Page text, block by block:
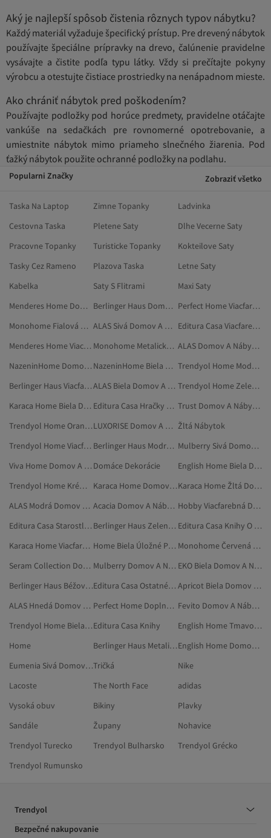
Aký je najlepší spôsob čistenia rôznych typov nábytku?
Každý materiál vyžaduje špecifický prístup. Pre drevený nábytok
používajte špeciálne prípravky na drevo, čalúnenie pravidelne
vysávajte a čistite podľa typu látky. Vždy si prečítajte pokyny
výrobcu a otestujte čistiace prostriedky na nenápadnom mieste.
Ako chrániť nábytok pred poškodením?
Používajte podložky pod horúce predmety, pravidelne otáčajte
vankúše na sedačkách pre rovnomerné opotrebovanie, a
umiestnite nábytok mimo priameho slnečného žiarenia. Pod
ťažký nábytok použite ochranné podložky na podlahu.
Popularni Značky Zobraziť všetko
Taska Na Laptop Zimne Topanky
Ladvinka
Cestovna Taska
Pletene Saty
Dlhe Vecerne Saty
Pracovne Topanky
Turisticke Topanky
Kokteilove Saty
Tasky Cez Rameno
Plazova Taska
Letne Saty
Kabelka
Saty S Flitrami
Maxi Saty
Menderes Home Domov A Nábytok
Berlinger Haus Domov A Nábytok
Perfect Home Viacfarebná Domov A Nábytok
Monohome Fialová Domov A Nábytok
ALAS Sivá Domov A Nábytok
Editura Casa Viacfarebná Domov A Nábytok
Menderes Home Viacfarebná Domov A Nábytok
Monohome Metalická Domov A Nábytok
ALAS Domov A Nábytok
NazeninHome Domov A Nábytok
NazeninHome Biela Domov A Nábytok
Trendyol Home Modrá Domov A Nábytok
Berlinger Haus Viacfarebná Domov A Nábytok
ALAS Biela Domov A Nábytok
Trendyol Home Zelená Domov A Nábytok
Karaca Home Biela Domov A Nábytok
Editura Casa Hračky Na Von
Trust Domov A Nábytok
Trendyol Home Oranžová Domov A Nábytok
LUXORISE Domov A Nábytok Žltá Nábytok
Trendyol Home Viacfarebná Domov A Nábytok
Berlinger Haus Modrá Domov A Nábytok
Mulberry Sivá Domov A Nábytok
Viva Home Domov A Nábytok Domáce Dekorácie
English Home Biela Domov A Nábytok
Trendyol Home Krémová Domov A Nábytok
Karaca Home Domov A Nábytok
Karaca Home Žltá Domov A Nábytok
ALAS Modrá Domov A Nábytok
Acacia Domov A Nábytok
Hobby Viacfarebná Domov A Nábytok
Editura Casa Starostlivosť O Deti A Rodičovstvo
Berlinger Haus Zelená Domov A Nábytok
Editura Casa Knihy O Umení A Architektúre
Karaca Home Viacfarebná Domov A Nábytok
Home Biela Úložné Priestory A Organizéry
Monohome Červená Domov A Nábytok
Seram Collection Domov A Nábytok
Mulberry Domov A Nábytok
EKO Biela Domov A Nábytok
Berlinger Haus Béžová Domov A Nábytok
Editura Casa Ostatné Hračky
Apricot Biela Domov A Nábytok
ALAS Hnedá Domov A Nábytok
Perfect Home Doplnky K Telefónom
Fevito Domov A Nábytok
Trendyol Home Biela Domáce DekorácieEditura Casa Knihy
English Home Tmavomodrá Domov A Nábytok
Home
Berlinger Haus Metalická Domov A Nábytok
English Home Domov A Nábytok
Eumenia Sivá Domov A NábytokTričká
Nike
Lacoste
The North Face
adidas
Vysoká obuv
Bikiny
Plavky
Sandále
Župany
Nohavice
Trendyol Turecko
Trendyol Bulharsko
Trendyol Grécko
Trendyol Rumunsko
Trendyol
Bezpečné nakupovanie